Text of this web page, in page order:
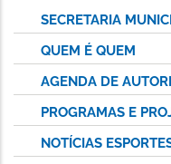
SECRETARIA
QUEM É QUEM
AGENDA DE
PROGRAMAS E
NOTÍCIAS